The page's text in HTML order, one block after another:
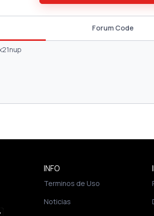
Forum Code
INFO
Terminos de Uso
Noticias